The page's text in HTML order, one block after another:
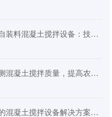
如何根据项目规模选择高效自装料混凝土搅拌设备：技术与应用指南
利用智能控制搅拌机实时监测混凝土搅拌质量，提高农村建筑安全
面向农村自建和小规模建筑的混凝土搅拌设备解决方案：满足外贸市场的多样化需求